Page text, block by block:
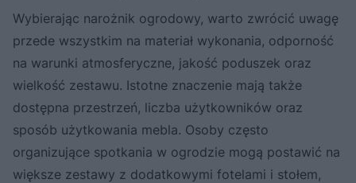
Wybierając narożnik ogrodowy, warto zwrócić uwagę
przede wszystkim na materiał wykonania, odporność
na warunki atmosferyczne, jakość poduszek oraz
wielkość zestawu. Istotne znaczenie mają także
dostępna przestrzeń, liczba użytkowników oraz
sposób użytkowania mebla. Osoby często
organizujące spotkania w ogrodzie mogą postawić na
większe zestawy z dodatkowymi fotelami i stołem,